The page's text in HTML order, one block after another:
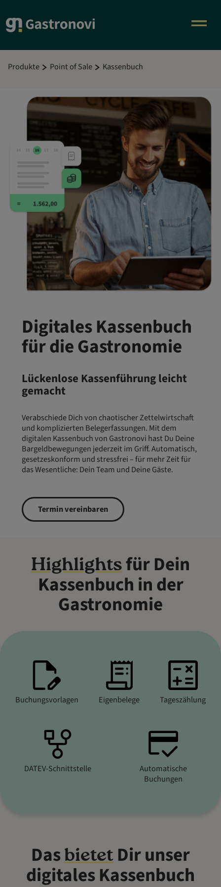
Produkte Point of Sale Kassenbuch
Digitales Kassenbuch
für die Gastronomie
Lückenlose Kassenführung leicht
gemacht
Verabschiede Dich von chaotischer Zettelwirtschaft
und komplizierten Belegerfassungen. Mit dem
digitalen Kassenbuch von Gastronovi hast Du Deine
Bargeldbewegungen jederzeit im Griff. Automatisch,
gesetzeskonform und stressfrei – für mehr Zeit für
das Wesentliche: Dein Team und Deine Gäste.
Termin vereinbaren
Highlightsfür Dein
Kassenbuch in der
Gastronomie
Buchungsvorlagen Eigenbelege Tageszählung
DATEV-Schnittstelle
Automatische
Buchungen
Dasbietet Dir unser
digitales Kassenbuch